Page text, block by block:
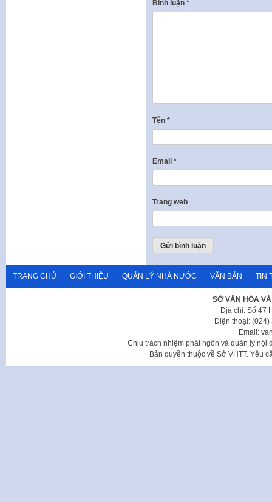
Bình luận *
Tên *
Email *
Trang web
TRANG CHỦ GIỚI THIỆU QUẢN LÝ NHÀ NƯỚC VĂN BẢN TIN
SỞ VĂN HÓA
Địa chỉ: Số 47
Điện thoại: (024)
Email:
Chịu trách nhiệm phát ngôn và quản lý nội
Bản quyền thuộc về Sở VHTT. Yêu